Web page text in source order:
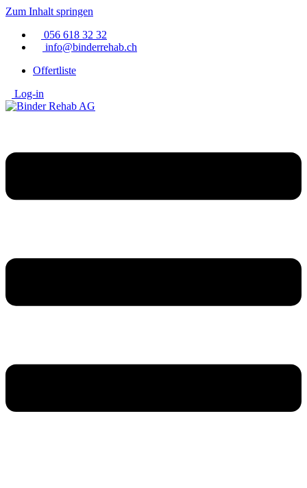
Zum Inhalt springen
056 618 32 32
info@binderrehab.ch
Offertliste
Log-in